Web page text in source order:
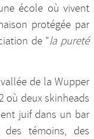
école où vivent
protégée par
de "la pureté
de la Wupper
où deux skinheads
juif dans un bar
témoins, des